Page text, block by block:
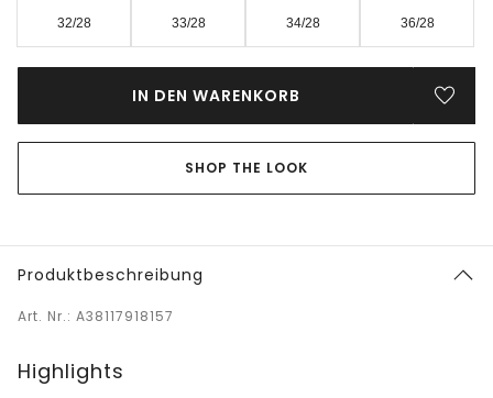
32/28 33/28 34/28 36/28
IN DEN WARENKORB
SHOP THE LOOK
Produktbeschreibung
Art. Nr.: A38117918157
Highlights